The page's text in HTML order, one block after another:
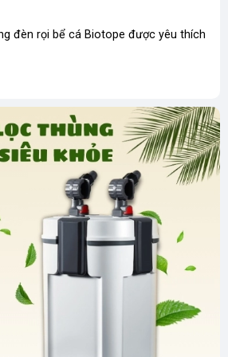
minh – Giấu dây tinh tế
dòng sản phẩm này là hệ thống lỗ đục
học dọc theo thanh ray. Thiết kế này
nguồn phức tạp sẽ được giấu gọn
giản, hiện đại và cực kỳ chuyên
và ốc vít tùy chỉnh linh hoạt
sẵn hệ thống kẹp cáp chắc chắn
đi kèm. Người chơi thủy sinh có thể dễ
của đèn lon, thay đổi vị trí rọi sáng tùy
triển của thảm thực vật trong bể.
và bảo vệ thành kính
với thành bể được tính toán kỹ lưỡng,
xước. Bạn có thể siết chặt ốc cố định
đèn rọi bể cá Biotope được yêu thích